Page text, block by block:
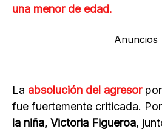
una menor de edad.
Anuncios
La absolución del agresor
fue fuertemente criticada.
la niña, Victoria Figueroa,